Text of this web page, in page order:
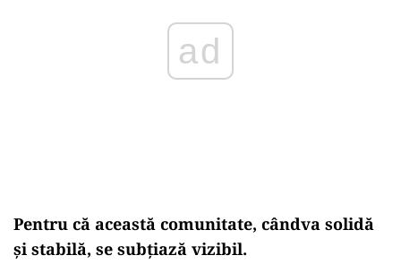
ad
Pentru că această comunitate, cândva solidă
și stabilă, se subțiază vizibil.